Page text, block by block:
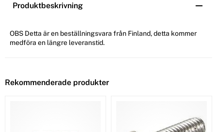
Produktbeskrivning
OBS Detta är en beställningsvara från Finland, detta kommer
medföra en längre leveranstid.
Rekommenderade produkter